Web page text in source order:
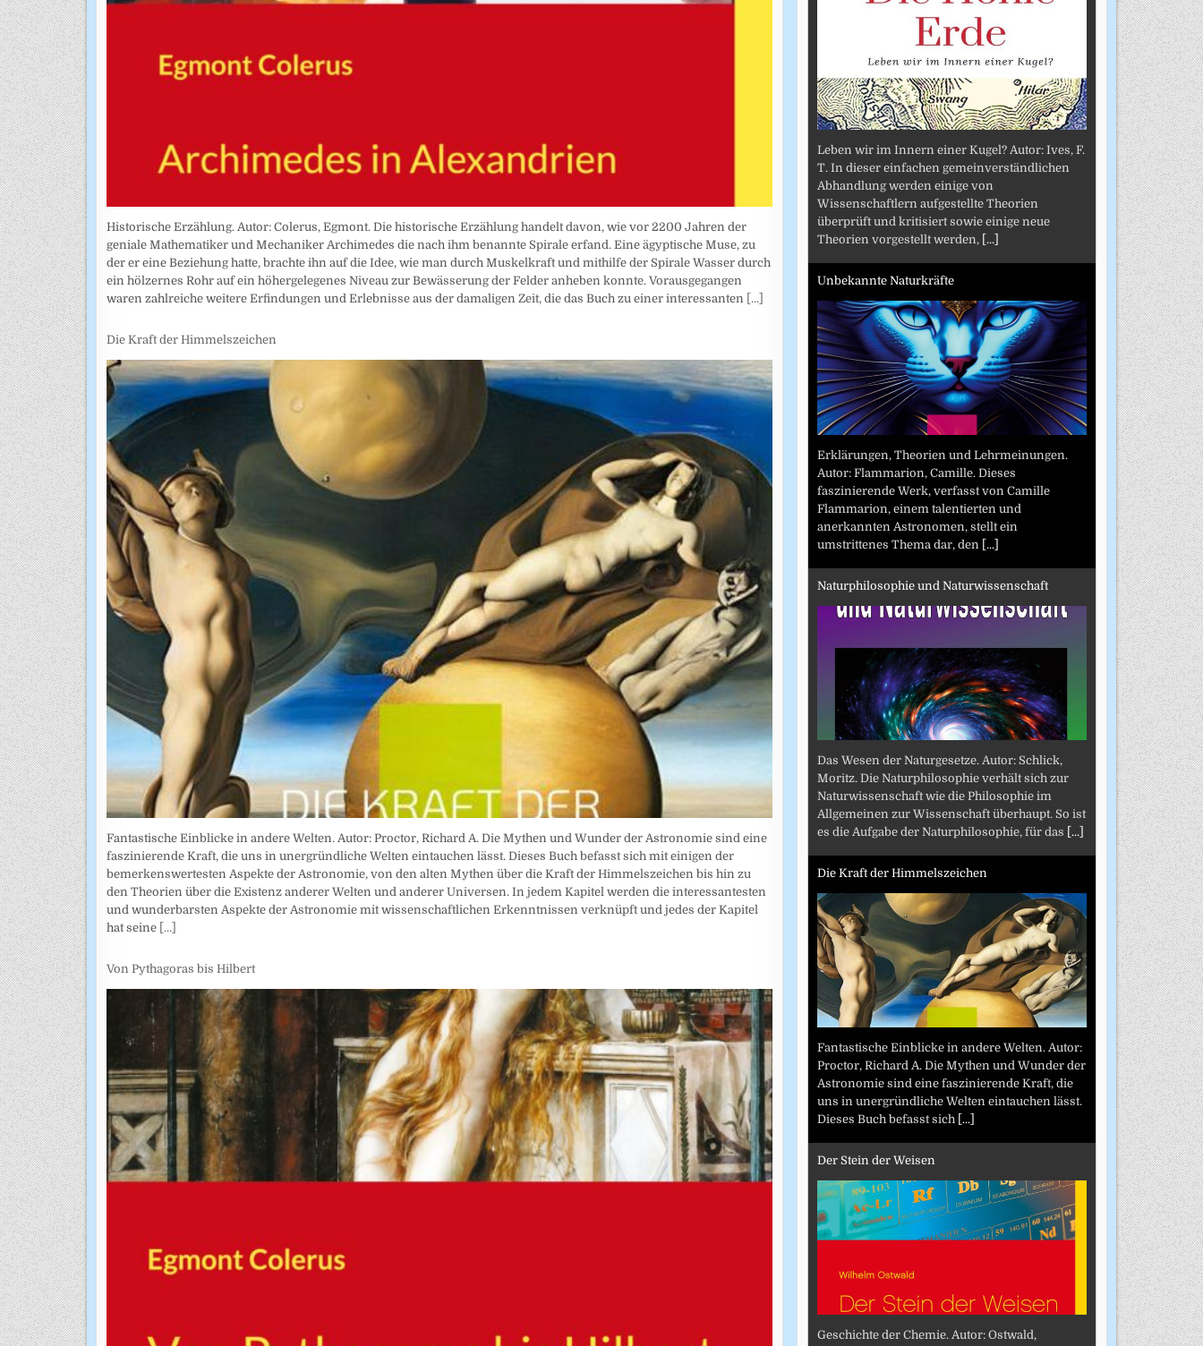
Historische Erzählung. Autor: Colerus, Egmont. Die historische Erzählung handelt davon, wie vor 2200 Jahren der
geniale Mathematiker und Mechaniker Archimedes die nach ihm benannte Spirale erfand. Eine ägyptische Muse, zu
der er eine Beziehung hatte, brachte ihn auf die Idee, wie man durch Muskelkraft und mithilfe der Spirale Wasser durch
ein hölzernes Rohr auf ein höhergelegenes Niveau zur Bewässerung der Felder anheben konnte. Vorausgegangen
waren zahlreiche weitere Erfindungen und Erlebnisse aus der damaligen Zeit, die das Buch zu einer interessanten [...]
Die Kraft der Himmelszeichen
Fantastische Einblicke in andere Welten. Autor: Proctor, Richard A. Die Mythen und Wunder der Astronomie sind eine
faszinierende Kraft, die uns in unergründliche Welten eintauchen lässt. Dieses Buch befasst sich mit einigen der
bemerkenswertesten Aspekte der Astronomie, von den alten Mythen über die Kraft der Himmelszeichen bis hin zu
den Theorien über die Existenz anderer Welten und anderer Universen. In jedem Kapitel werden die interessantesten
und wunderbarsten Aspekte der Astronomie mit wissenschaftlichen Erkenntnissen verknüpft und jedes der Kapitel
hat seine [...]
Von Pythagoras bis Hilbert
Leben wir im Innern einer Kugel? Autor: Ives, F.
T. In dieser einfachen gemeinverständlichen
Abhandlung werden einige von
Wissenschaftlern aufgestellte Theorien
überprüft und kritisiert sowie einige neue
Theorien vorgestellt werden, [...]
Unbekannte Naturkräfte
Erklärungen, Theorien und Lehrmeinungen.
Autor: Flammarion, Camille. Dieses
faszinierende Werk, verfasst von Camille
Flammarion, einem talentierten und
anerkannten Astronomen, stellt ein
umstrittenes Thema dar, den [...]
Naturphilosophie und Naturwissenschaft
Das Wesen der Naturgesetze. Autor: Schlick,
Moritz. Die Naturphilosophie verhält sich zur
Naturwissenschaft wie die Philosophie im
Allgemeinen zur Wissenschaft überhaupt. So ist
es die Aufgabe der Naturphilosophie, für das [...]
Die Kraft der Himmelszeichen
Fantastische Einblicke in andere Welten. Autor:
Proctor, Richard A. Die Mythen und Wunder der
Astronomie sind eine faszinierende Kraft, die
uns in unergründliche Welten eintauchen lässt.
Dieses Buch befasst sich [...]
Der Stein der Weisen
Geschichte der Chemie. Autor: Ostwald,